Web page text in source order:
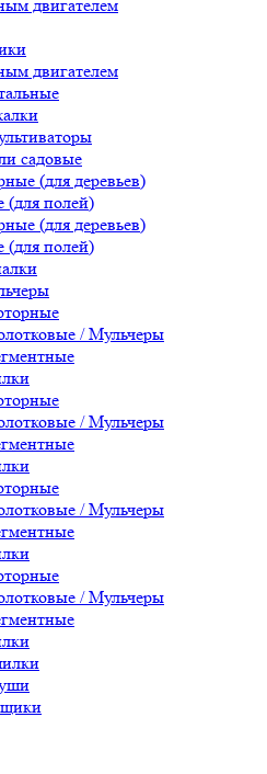
двигателем
двигателем
садовые
(для деревьев)
полей)
(для деревьев)
полей)
/ Мульчеры
/ Мульчеры
/ Мульчеры
/ Мульчеры